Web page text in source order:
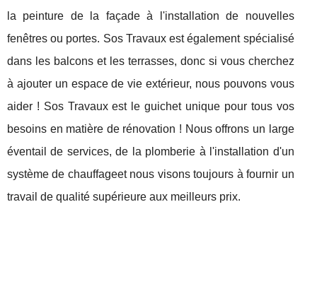
la peinture de la façade à l'installation de nouvelles
fenêtres ou portes. Sos Travaux est également spécialisé
dans les balcons et les terrasses, donc si vous cherchez
à ajouter un espace de vie extérieur, nous pouvons vous
aider ! Sos Travaux est le guichet unique pour tous vos
besoins en matière de rénovation ! Nous offrons un large
éventail de services, de la plomberie à l'installation d'un
système de chauffageet nous visons toujours à fournir un
travail de qualité supérieure aux meilleurs prix.